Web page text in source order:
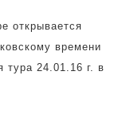
открывается
времени
тура 24.01.16 г. в